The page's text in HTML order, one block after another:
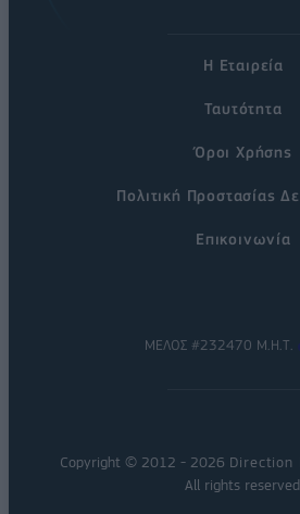
Η Εταιρεία
Ταυτότητα
Όροι Χρήσης
Πολιτική Προστασίας
Επικοινωνία
ΜΕΛΟΣ #232470 Μ.Η.Τ.
Copyright © 2012 - 2026 Direction
All rights reserved.